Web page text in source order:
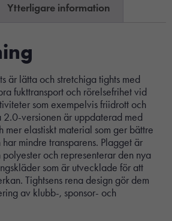
Ytterligare information
är lätta och stretchiga tights med
fukttransport och rörelsefrihet vid
som exempelvis friidrott och
2.0-versionen är uppdaterad med
mer elastiskt material som ger bättre
mindre transparens. Plagget är
och representerar den nya
som är utvecklade för att
Tightsens rena design gör dem
av klubb-, sponsor- och